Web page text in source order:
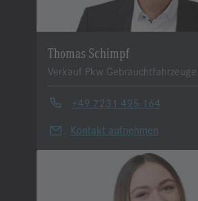
Thomas Schimpf
Verkauf Pkw Gebrauchtfahrzeuge
+49 7231 495-164
Kontakt aufnehmen